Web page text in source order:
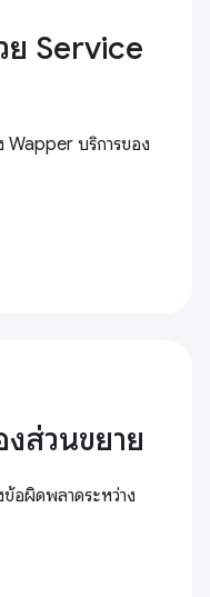
ย Service
Wapper บริการของ
ส่วนขยาย
อผิดพลาดระหว่าง